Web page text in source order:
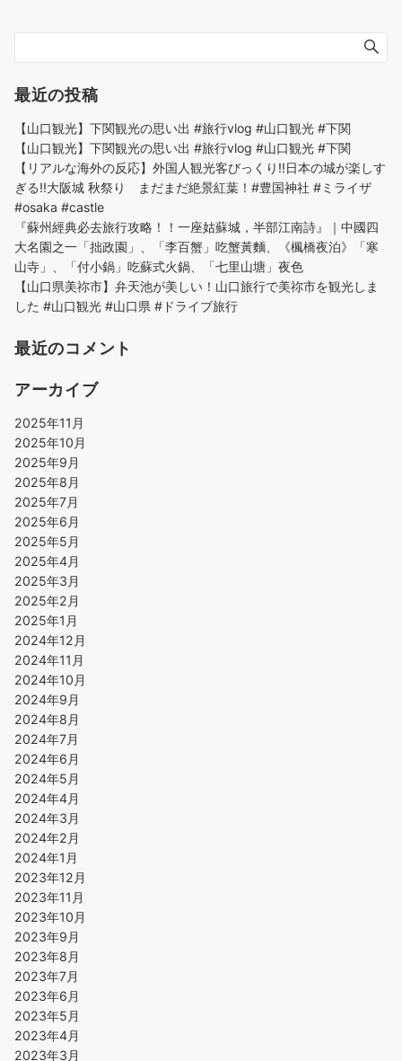
最近の投稿
【山口観光】下関観光の思い出 #旅行vlog #山口観光 #下関
【山口観光】下関観光の思い出 #旅行vlog #山口観光 #下関
【リアルな海外の反応】外国人観光客びっくり!!日本の城が楽しす
ぎる!!大阪城 秋祭り まだまだ絶景紅葉！#豊国神社 #ミライザ
#osaka #castle
『蘇州經典必去旅行攻略！！一座姑蘇城，半部江南詩』｜中國四
大名園之一「拙政園」、「李百蟹」吃蟹黃麵、《楓橋夜泊》「寒
山寺」、「付小鍋」吃蘇式火鍋、「七里山塘」夜色
【山口県美祢市】弁天池が美しい！山口旅行で美祢市を観光しま
した #山口観光 #山口県 #ドライブ旅行
最近のコメント
アーカイブ
2025年11月
2025年10月
2025年9月
2025年8月
2025年7月
2025年6月
2025年5月
2025年4月
2025年3月
2025年2月
2025年1月
2024年12月
2024年11月
2024年10月
2024年9月
2024年8月
2024年7月
2024年6月
2024年5月
2024年4月
2024年3月
2024年2月
2024年1月
2023年12月
2023年11月
2023年10月
2023年9月
2023年8月
2023年7月
2023年6月
2023年5月
2023年4月
2023年3月